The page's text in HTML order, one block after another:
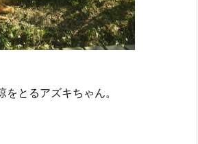
とるアズキちゃん。